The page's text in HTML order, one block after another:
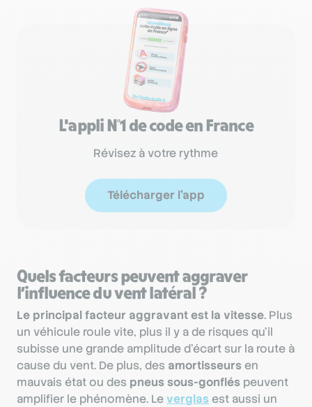
L'appli N°1 de code en France
Révisez à votre rythme
Télécharger l'app
Quels facteurs peuvent aggraver
l’influence du vent latéral ?
Le principal facteur aggravant est la vitesse. Plus
un véhicule roule vite, plus il y a de risques qu’il
subisse une grande amplitude d’écart sur la route à
cause du vent. De plus, des amortisseursen
mauvais état ou des pneus sous-gonflés peuvent
amplifier le phénomène. Leverglas est aussi un